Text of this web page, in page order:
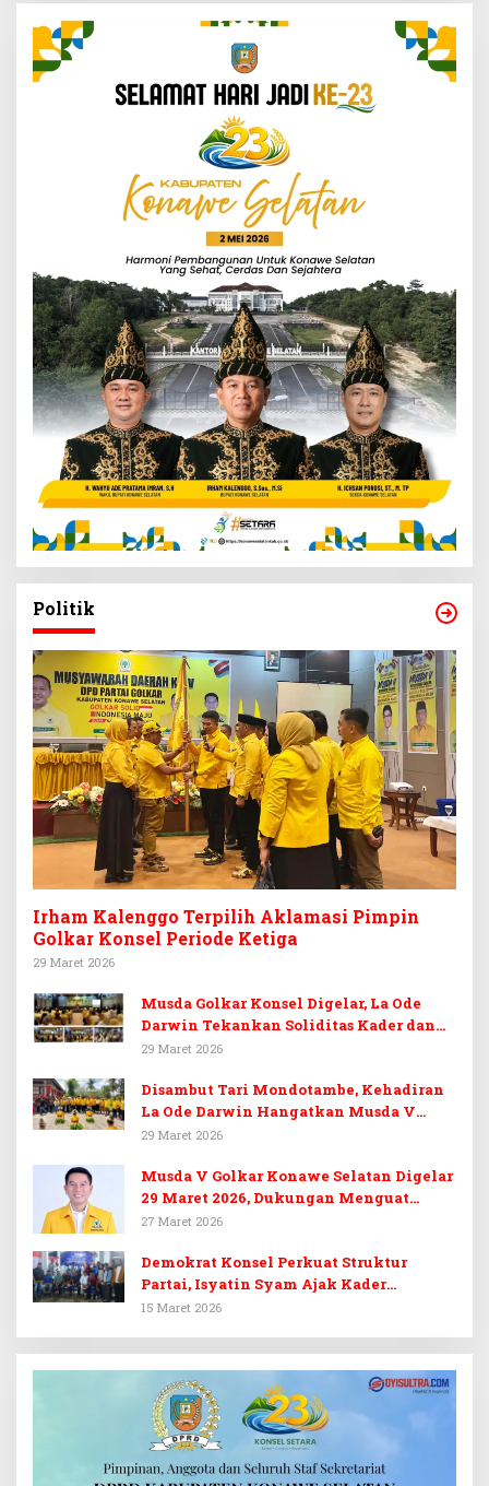
Politik
Irham Kalenggo Terpilih Aklamasi Pimpin
Golkar Konsel Periode Ketiga
29 Maret 2026
Musda Golkar Konsel Digelar, La Ode
Darwin Tekankan Soliditas Kader dan
Target 14 Kursi DPRD Konawe Selatan
29 Maret 2026
Disambut Tari Mondotambe, Kehadiran
La Ode Darwin Hangatkan Musda V
Golkar Konsel
29 Maret 2026
Musda V Golkar Konawe Selatan Digelar
29 Maret 2026, Dukungan Menguat
untuk Irham Kalenggo
27 Maret 2026
Demokrat Konsel Perkuat Struktur
Partai, Isyatin Syam Ajak Kader
Kembalikan Kejayaan
15 Maret 2026